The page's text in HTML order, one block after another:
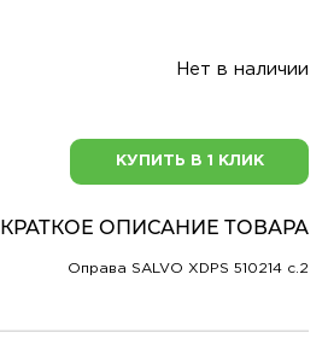
Нет в наличии
КУПИТЬ В 1 КЛИК
КРАТКОЕ ОПИСАНИЕ ТОВАРА
Оправа SALVO XDPS 510214 c.2